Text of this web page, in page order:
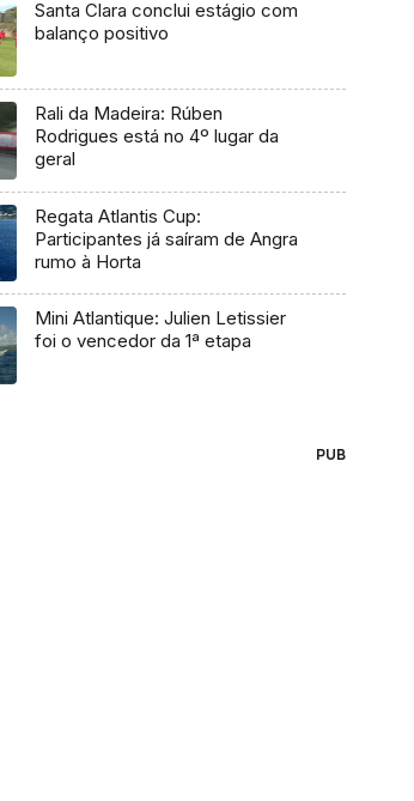
Santa Clara conclui estágio com
balanço positivo
Rali da Madeira: Rúben
Rodrigues está no 4º lugar da
geral
Regata Atlantis Cup:
Participantes já saíram de Angra
rumo à Horta
Mini Atlantique: Julien Letissier
foi o vencedor da 1ª etapa
PUB